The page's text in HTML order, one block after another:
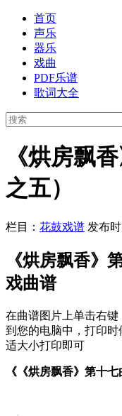
首页
声乐
器乐
戏曲
PDF乐谱
歌词大全
《烘房飘
之五）
栏目： 花鼓戏谱 发布
《烘房飘香》
戏曲谱
在曲谱图片上单击右键
到您的电脑中，打印
适大小打印即可
《《烘房飘香》第十